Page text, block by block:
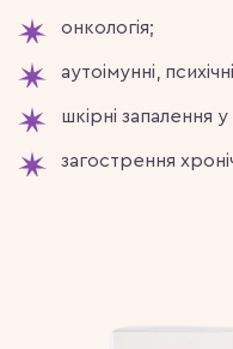
онкологія;
аутоімунні,
шкірні запалення
загострення